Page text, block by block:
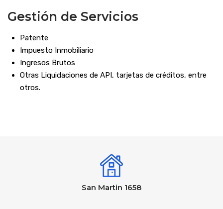
Gestión de Servicios
Patente
Impuesto Inmobiliario
Ingresos Brutos
Otras Liquidaciones de API, tarjetas de créditos, entre
otros.
San Martin 1658